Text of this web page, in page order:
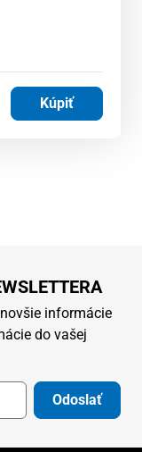
Kúpiť
informácie
do vašej
Odoslať